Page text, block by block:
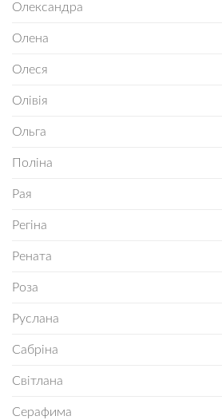
Олександра
Олена
Олеся
Олівія
Ольга
Поліна
Рая
Регіна
Рената
Роза
Руслана
Сабріна
Світлана
Серафима